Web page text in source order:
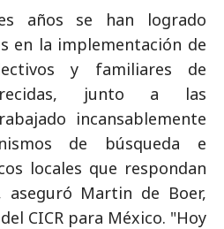
años se han logrado
en la implementación de
y familiares de
junto a las
incansablemente
de búsqueda e
locales que respondan
aseguró Martin de Boer,
CICR para México. "Hoy